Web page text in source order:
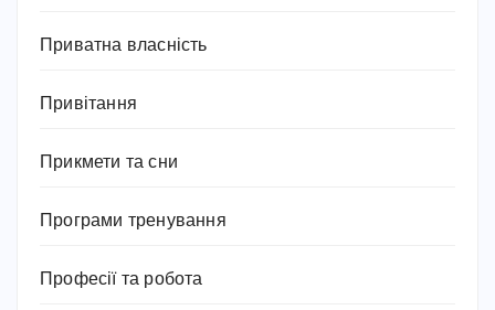
Приватна власність
Привітання
Прикмети та сни
Програми тренування
Професії та робота